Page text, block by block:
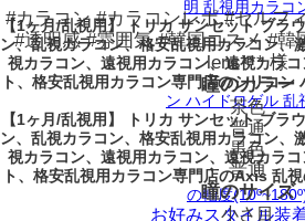
明 乱視用カラコ
【1ヶ月/乱視用】 トリカ サンセット ブラ
ン、乱視カラコン、格安乱視用カラコン、
視カラコン、遠視用カラコン、遠視カラ
ト、格安乱視用カラコン専門店のシリコン
ン ハイドロゲル 乱
【1ヶ月/乱視用】 トリカ サンセット ブラ
ン、乱視カラコン、格安乱視用カラコン、
視カラコン、遠視用カラコン、遠視カラ
ト、格安乱視用カラコン専門店のAxis 乱視
の軸度
お好みスタイル装
#カラコン #カラコンレポ #セルフ
#透明感 #雰囲気 #韓国コスメ #韓
lens*** 様
瞳のカラー
茶色
普通
黒色
普通
瞳のサイズ
小さ目